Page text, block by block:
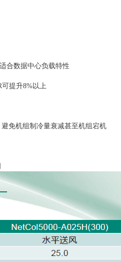
合数据中心负载特性
提升8%以上
免机组制冷量衰减甚至机组宕机